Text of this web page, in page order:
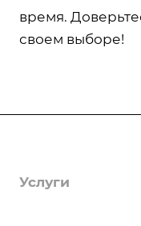
время.
своем выборе!
О компании
Услуги